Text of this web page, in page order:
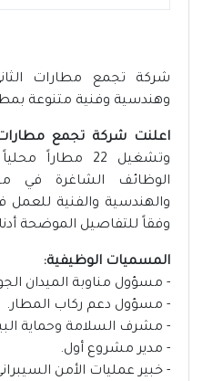
شركة تجمع مطارات
وهندسية وفنية متنوعة
اعلنت شركة تجمع مطارات
وتشغيل 22
الوظائف الشاغرة في
والهندسية والفنية للعمل
وفقاً للتفاصيل الموضحة
المسميات الوظيفية:
- مسؤول مناوبة الميدان
- مسؤول دعم ركاب المطار.
- مشرف السلامة وحماية
- مدير مشروع أول.
- خبير عمليات الأمن